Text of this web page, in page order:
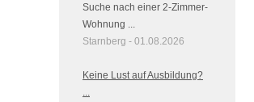
Suche nach einer 2-Zimmer-
Wohnung ...
Starnberg - 01.08.2026
Keine Lust auf Ausbildung?